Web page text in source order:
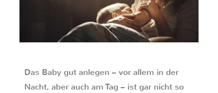
Das Baby gut anlegen – vor allem in der
Nacht, aber auch am Tag – ist gar nicht so